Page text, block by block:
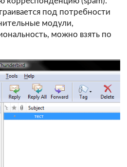
под потребности
модули,
можно взять по